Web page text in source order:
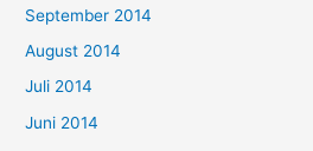
September 2014
August 2014
Juli 2014
Juni 2014